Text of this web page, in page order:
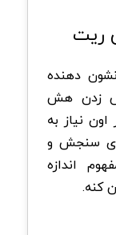
ریت
دهنده
زدن هش
اون نیاز به
سنجش و
اندازه
کنه.